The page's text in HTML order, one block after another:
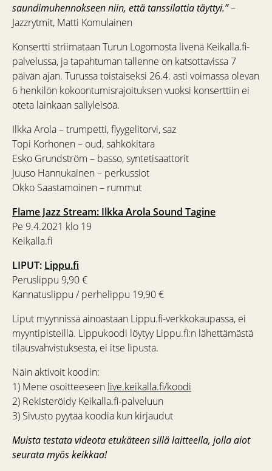
saundimuhennokseen niin, että tanssilattia täyttyi.”–
Jazzrytmit, Matti Komulainen
Konsertti striimataan Turun Logomosta livenä Keikalla.fi-
palvelussa, ja tapahtuman tallenne on katsottavissa 7
päivän ajan. Turussa toistaiseksi 26.4. asti voimassa olevan
6 henkilön kokoontumisrajoituksen vuoksi konserttiin ei
oteta lainkaan saliyleisöä.
Ilkka Arola – trumpetti, flyygelitorvi, saz
Topi Korhonen – oud, sähkökitara
Esko Grundström – basso, syntetisaattorit
Juuso Hannukainen – perkussiot
Okko Saastamoinen – rummut
Flame Jazz Stream: Ilkka Arola Sound Tagine
Pe 9.4.2021 klo 19
Keikalla.fi
LIPUT: Lippu.fi
Peruslippu 9,90 €
Kannatuslippu / perhelippu 19,90 €
Liput myynnissä ainoastaan Lippu.fi-verkkokaupassa, ei
myyntipisteillä. Lippukoodi löytyy Lippu.fi:n lähettämästä
tilausvahvistuksesta, ei itse lipusta.
Näin aktivoit koodin:
1) Mene osoitteeseen live.keikalla.fi/koodi
2) Rekisteröidy Keikalla.fi-palveluun
3) Sivusto pyytää koodia kun kirjaudut
Muista testata videota etukäteen sillä laitteella, jolla aiot
seurata myös keikkaa!